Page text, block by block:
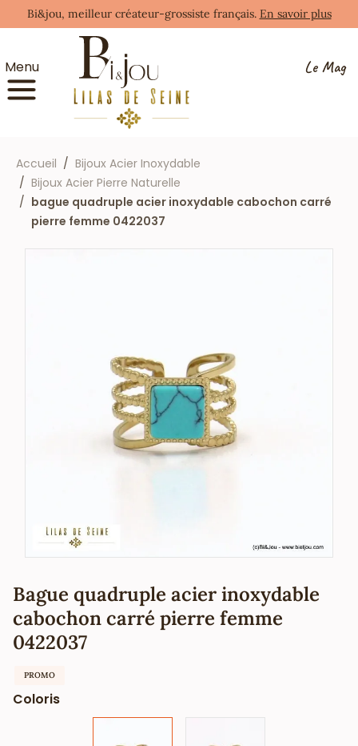
Bi&jou, meilleur créateur-grossiste français. En savoir plus
Menu Le Mag
Accueil
Bijoux Acier Inoxydable
Bijoux Acier Pierre Naturelle
bague quadruple acier inoxydable cabochon carré
pierre femme 0422037
Bague quadruple acier inoxydable
cabochon carré pierre femme
0422037
PROMO
Coloris